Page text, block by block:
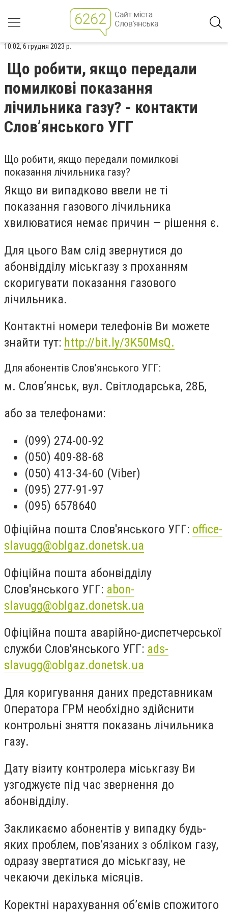
10:02, 6 грудня 2023 р.
Що робити, якщо передали
помилкові показання
лічильника газу? - контакти
Слов’янського УГГ
Що робити, якщо передали помилкові
показання лічильника газу?
Якщо ви випадково ввели не ті
показання газового лічильника
хвилюватися немає причин — рішення є.
Для цього Вам слід звернутися до
абонвідділу міськгазу з проханням
скоригувати показання газового
лічильника.
Контактні номери телефонів Ви можете
знайти тут: http://bit.ly/3K50MsQ.
Для абонентів Слов’янського УГГ:
м. Слов’янськ, вул. Світлодарська, 28Б,
або за телефонами:
(099) 274-00-92
(050) 409-88-68
(050) 413-34-60 (Viber)
(095) 277-91-97
(095) 6578640
Офіційна пошта Слов'янського УГГ: office-
slavugg@oblgaz.donetsk.ua
Офіційна пошта абонвідділу
Слов'янського УГГ: abon-
slavugg@oblgaz.donetsk.ua
Офіційна пошта аварійно-диспетчерської
служби Слов'янського УГГ: ads-
slavugg@oblgaz.donetsk.ua
Для коригування даних представникам
Оператора ГРМ необхідно здійснити
контрольні зняття показань лічильника
газу.
Дату візиту контролера міськгазу Ви
узгоджуєте під час звернення до
абонвідділу.
Закликаємо абонентів у випадку будь-
яких проблем, пов’язаних з обліком газу,
одразу звертатися до міськгазу, не
чекаючи декілька місяців.
Коректні нарахування об’ємів спожитого